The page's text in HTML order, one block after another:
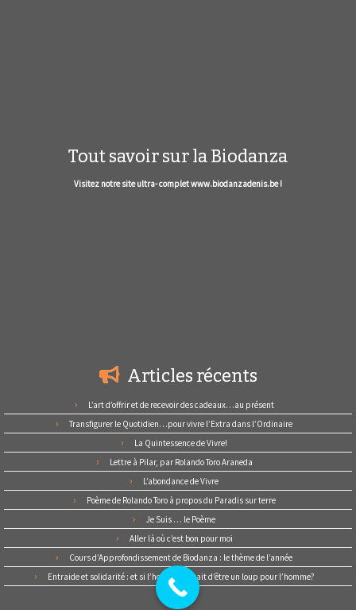
Tout savoir sur la Biodanza
Visitez notre site ultra- complet www.biodanzadenis.be !
Articles récents
L’art d’offrir et de recevoir des cadeaux…au présent
Transfigurer le Quotidien…pour vivre l’Extra dans l’Ordinaire
La Quintessence de Vivre!
Lettre à Pilar, par Rolando Toro Araneda
L’abondance de Vivre
Poème de Rolando Toro à propos du Paradis sur terre
Je Suis … le Poème
Aller là où c’est bon pour moi
Cours d’Approfondissement de Biodanza : le thème de l’année
Entraide et solidarité : et si l’homme cessait d’être un loup pour l’homme?